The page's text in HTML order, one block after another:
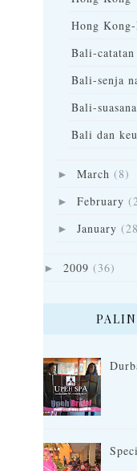
Hong
Bali-
Bali-senja
Bali-
Bali dan
► March (8)
► February
► January
► 2009 (36)